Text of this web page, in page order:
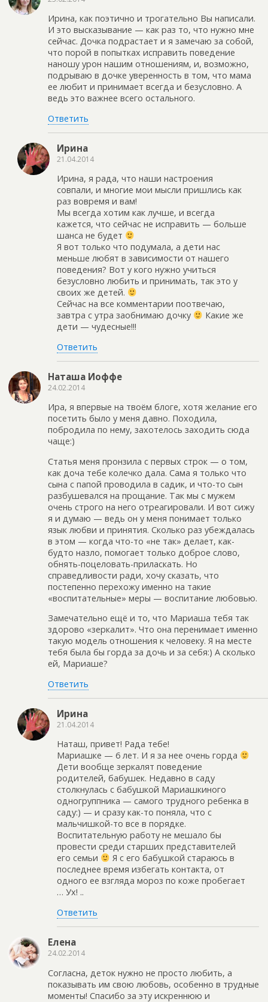
Ирина, как поэтично и трогательно Вы написали.
И это высказывание — как раз то, что нужно мне
сейчас. Дочка подрастает и я замечаю за собой,
что порой в попытках исправить поведение
наношу урон нашим отношениям, и, возможно,
подрываю в дочке уверенность в том, что мама
ее любит и принимает всегда и безусловно. А
ведь это важнее всего остального.
Ответить
Ирина
21.04.2014
Ирина, я рада, что наши настроения
совпали, и многие мои мысли пришлись как
раз вовремя и вам!
Мы всегда хотим как лучше, и всегда
кажется, что сейчас не исправить — больше
шанса не будет
Я вот только что подумала, а дети нас
меньше любят в зависимости от нашего
поведения? Вот у кого нужно учиться
безусловно любить и принимать, так это у
своих же детей.
Сейчас на все комментарии поотвечаю,
завтра с утра заобнимаю дочку
Какие же
дети — чудесные!!!
Ответить
Наташа Иоффе
24.02.2014
Ира, я впервые на твоём блоге, хотя желание его
посетить было у меня давно. Походила,
побродила по нему, захотелось заходить сюда
чаще:)
Статья меня пронзила с первых строк — о том,
как доча тебе колечко дала. Сама я только что
сына с папой проводила в садик, и что-то сын
разбушевался на прощание. Так мы с мужем
очень строго на него отреагировали. И вот сижу
я и думаю — ведь он у меня понимает только
язык любви и принятия. Сколько раз убеждалась
в этом — когда что-то «не так» делает, как-
будто назло, помогает только доброе слово,
обнять-поцеловать-приласкать. Но
справедливости ради, хочу сказать, что
постепенно перехожу именно на такие
«воспитательные» меры — воспитание любовью.
Замечательно ещё и то, что Мариаша тебя так
здорово «зеркалит». Что она перенимает именно
такую модель отношения к человеку. Я на месте
тебя была бы горда за дочь и за себя:) А сколько
ей, Мариаше?
Ответить
Ирина
21.04.2014
Наташ, привет! Рада тебе!
Мариашке — 6 лет. И я за нее очень горда
Дети вообще зеркалят поведение
родителей, бабушек. Недавно в саду
столкнулась с бабушкой Мариашкиного
одногруппника — самого трудного ребенка в
саду:) — и сразу как-то поняла, что с
мальчишкой-то все в порядке.
Воспитательную работу не мешало бы
провести среди старших представителей
его семьи
Я с его бабушкой стараюсь в
последнее время избегать контакта, от
одного ее взгляда мороз по коже пробегает
… Ух! ..
Ответить
Елена
24.02.2014
Согласна, деток нужно не просто любить, а
показывать им свою любовь, особенно в трудные
моменты! Спасибо за эту искреннюю и